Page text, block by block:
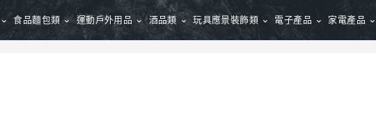
食品麵包類 運動戶外用品 酒品類 玩具應景裝飾類 電子產品 家電產品